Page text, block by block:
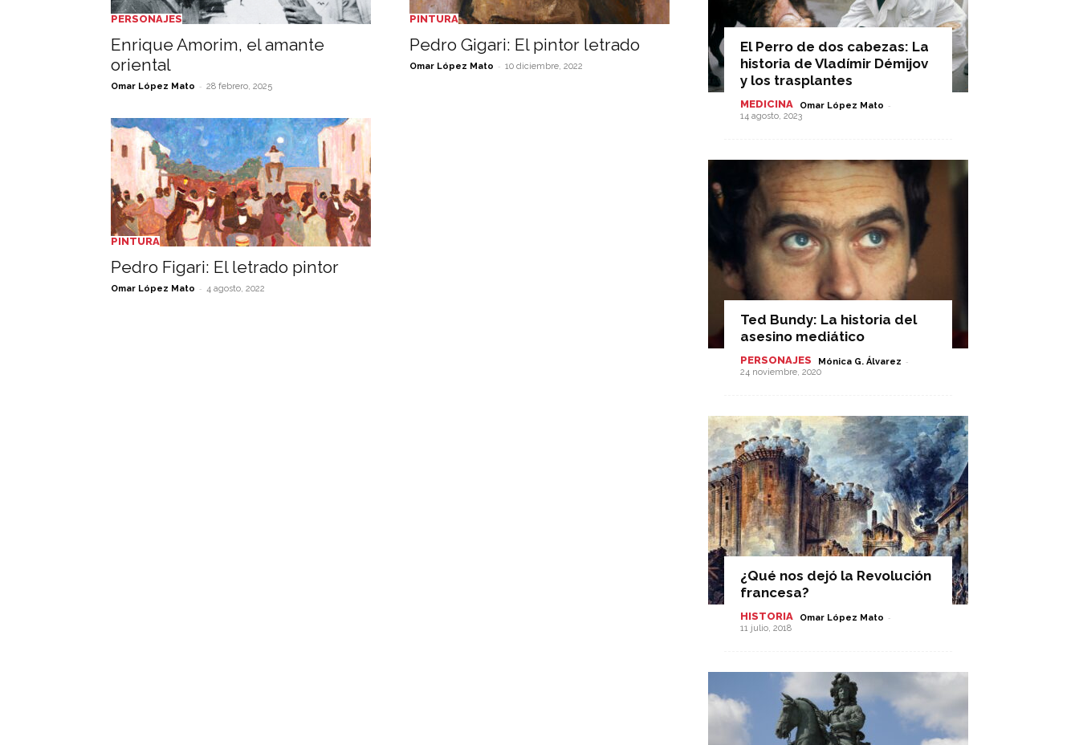
PERSONAJES
Enrique Amorim, el amante
oriental
Omar López Mato - 28 febrero, 2025
PINTURA
Pedro Gigari: El pintor letrado
Omar López Mato - 10 diciembre, 2022
PINTURA
Pedro Figari: El letrado pintor
Omar López Mato - 4 agosto, 2022
El Perro de dos cabezas: La
historia de Vladímir Démijov
y los trasplantes
MEDICINA Omar López Mato -
14 agosto, 2023
Ted Bundy: La historia del
asesino mediático
PERSONAJES Mónica G. Álvarez -
24 noviembre, 2020
¿Qué nos dejó la Revolución
francesa?
HISTORIA Omar López Mato -
11 julio, 2018